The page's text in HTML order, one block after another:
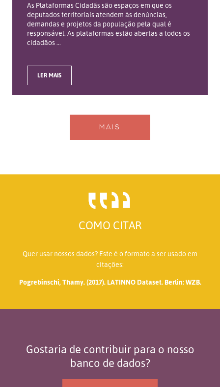
As Plataformas Cidadãs são espaços em que os
deputados territoriais atendem às denúncias,
demandas e projetos da população pela qual é
responsável. As plataformas estão abertas a todos os
cidadãos ...
LER MAIS
MAIS
COMO CITAR
Quer usar nossos dados? Este é o formato a ser usado em
citações:
Pogrebinschi, Thamy. (2017). LATINNO Dataset. Berlin: WZB.
Gostaria de contribuir para o nosso
banco de dados?